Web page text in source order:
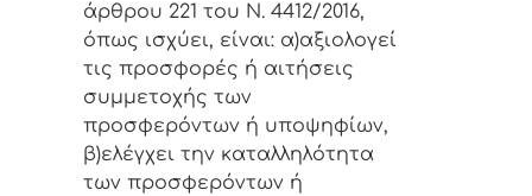
άρθρου 221 του Ν. 4412/2016,
όπως ισχύει, είναι: α)αξιολογεί
τις προσφορές ή αιτήσεις
συμμετοχής των
προσφερόντων ή υποψηφίων,
β)ελέγχει την καταλληλότητα
των προσφερόντων ή